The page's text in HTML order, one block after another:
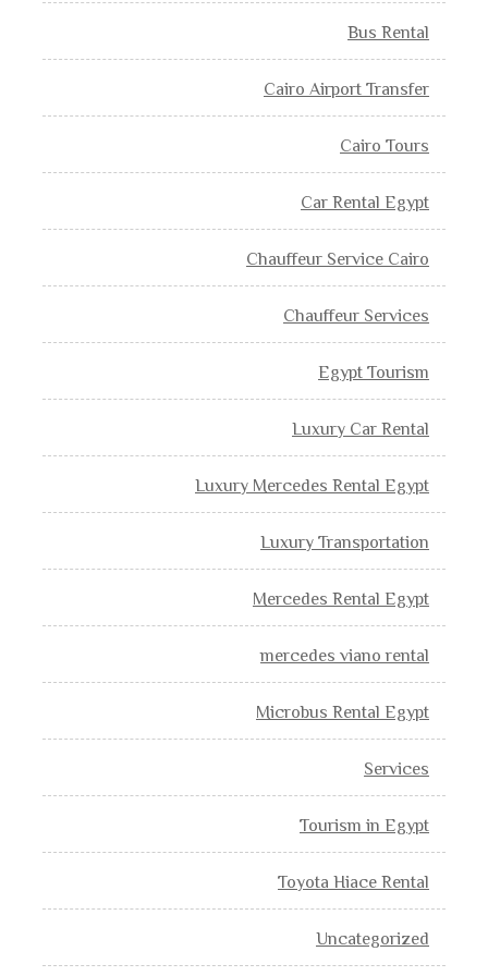
Bus Rental
Cairo Airport Transfer
Cairo Tours
Car Rental Egypt
Chauffeur Service Cairo
Chauffeur Services
Egypt Tourism
Luxury Car Rental
Luxury Mercedes Rental Egypt
Luxury Transportation
Mercedes Rental Egypt
mercedes viano rental
Microbus Rental Egypt
Services
Tourism in Egypt
Toyota Hiace Rental
Uncategorized